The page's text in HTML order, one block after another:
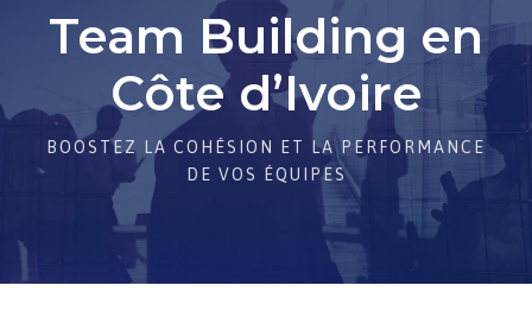
Team Building en
Côte d’Ivoire
BOOSTEZ LA COHÉSION ET LA PERFORMANCE
DE VOS ÉQUIPES